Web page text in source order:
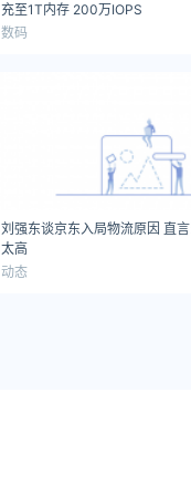
充至1T内存 200万IOPS
数码
刘强东谈京东入局物流原因 直
太高
动态